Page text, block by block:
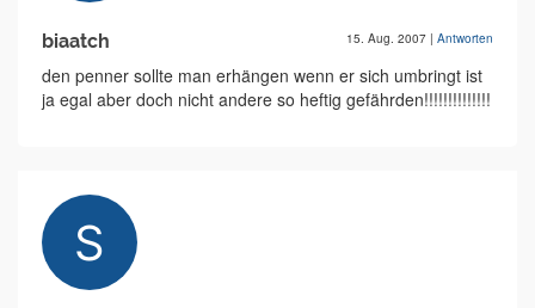
biaatch 15. Aug. 2007 | Antworten
den penner sollte man erhängen wenn er sich umbringt ist
ja egal aber doch nicht andere so heftig gefährden!!!!!!!!!!!!!!